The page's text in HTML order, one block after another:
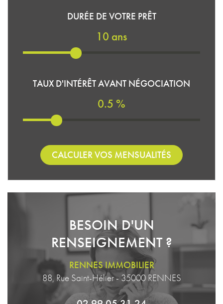
DURÉE DE VOTRE PRÊT
10 ans
TAUX D'INTÉRÊT AVANT NÉGOCIATION
0.5 %
CALCULER VOS MENSUALITÉS
BESOIN D'UN
RENSEIGNEMENT ?
RENNES IMMOBILIER
88, Rue Saint-Hélier - 35000 RENNES